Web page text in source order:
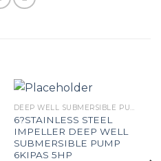
DEEP WELL SUBMERSIBLE PUMP
6?STAINLESS STEEL
IMPELLER DEEP WELL
SUBMERSIBLE PUMP
6KIPAS 5HP